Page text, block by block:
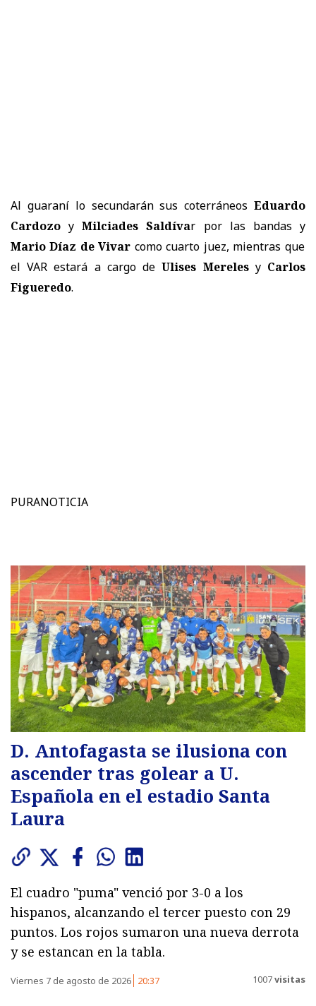
Al guaraní lo secundarán sus coterráneos Eduardo
Cardozo yMilciades Saldívar por las bandas y
Mario Díaz de Vivar como cuarto juez, mientras que
el VAR estará a cargo deUlises MerelesyCarlos
Figueredo.
PURANOTICIA
D. Antofagasta se ilusiona con
ascender tras golear a U.
Española en el estadio Santa
Laura
El cuadro "puma" venció por 3-0 a los
hispanos, alcanzando el tercer puesto con 29
puntos. Los rojos sumaron una nueva derrota
y se estancan en la tabla.
Viernes 7 de agosto de 2026 20:37 1007visitas